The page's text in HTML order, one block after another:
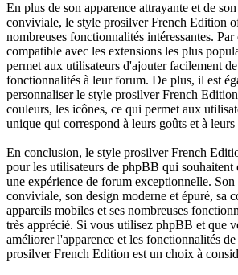
En plus de son apparence attrayante et de
conviviale, le style prosilver French Edition
nombreuses fonctionnalités intéressantes.
compatible avec les extensions les plus
permet aux utilisateurs d'ajouter facilement
fonctionnalités à leur forum. De plus, il est
personnaliser le style prosilver French
couleurs, les icônes, ce qui permet aux
unique qui correspond à leurs goûts et à leurs
En conclusion, le style prosilver French
pour les utilisateurs de phpBB qui souhaitent
une expérience de forum exceptionnelle.
conviviale, son design moderne et épuré, sa
appareils mobiles et ses nombreuses
très apprécié. Si vous utilisez phpBB et que
améliorer l'apparence et les fonctionnalités
prosilver French Edition est un choix à